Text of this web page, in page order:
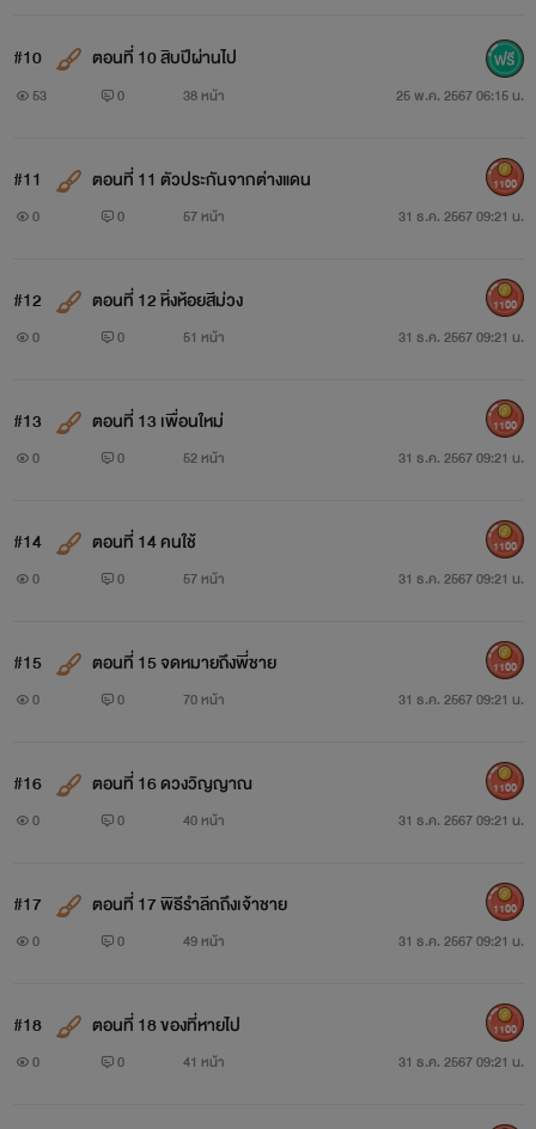
#10 ตอนที่ 10 สิบปีผ่านไป
53 0 38 หน้า 25 พ.ค. 2567 06:15 น.
#11 ตอนที่ 11 ตัวประกันจากต่างแดน
0 0 57 หน้า 31 ธ.ค. 2567 09:21 น.
1100
#12 ตอนที่ 12 หิ่งห้อยสีม่วง
0 0 51 หน้า 31 ธ.ค. 2567 09:21 น.
1100
#13 ตอนที่ 13 เพื่อนใหม่
0 0 52 หน้า 31 ธ.ค. 2567 09:21 น.
1100
#14 ตอนที่ 14 คนใช้
0 0 57 หน้า 31 ธ.ค. 2567 09:21 น.
1100
#15 ตอนที่ 15 จดหมายถึงพี่ชาย
0 0 70 หน้า 31 ธ.ค. 2567 09:21 น.
1100
#16 ตอนที่ 16 ดวงวิญญาณ
0 0 40 หน้า 31 ธ.ค. 2567 09:21 น.
1100
#17 ตอนที่ 17 พิธีรำลีกถึงเจ้าชาย
0 0 49 หน้า 31 ธ.ค. 2567 09:21 น.
1100
#18 ตอนที่ 18 ของที่หายไป
0 0 41 หน้า 31 ธ.ค. 2567 09:21 น.
1100